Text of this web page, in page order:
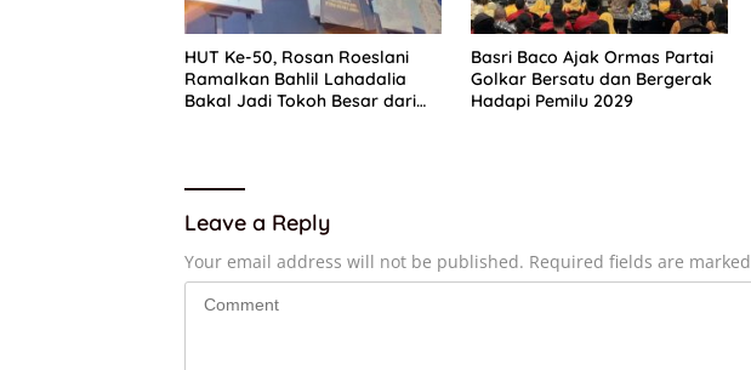
HUT Ke-50, Rosan Roeslani
Ramalkan Bahlil Lahadalia
Bakal Jadi Tokoh Besar dari
Basri Baco Ajak Ormas Partai
Golkar Bersatu dan Bergerak
Hadapi Pemilu 2029
Leave a Reply
Your email address will not be published. Required fields are marked